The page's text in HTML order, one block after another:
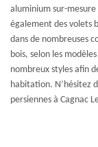
aluminium sur-
également des volets
dans de nombreuses
bois, selon les
nombreux styles afin
habitation. N’hésitez
persiennes à Cagnac